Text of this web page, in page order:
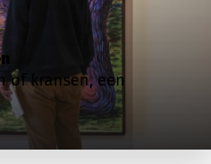
of kransen, een